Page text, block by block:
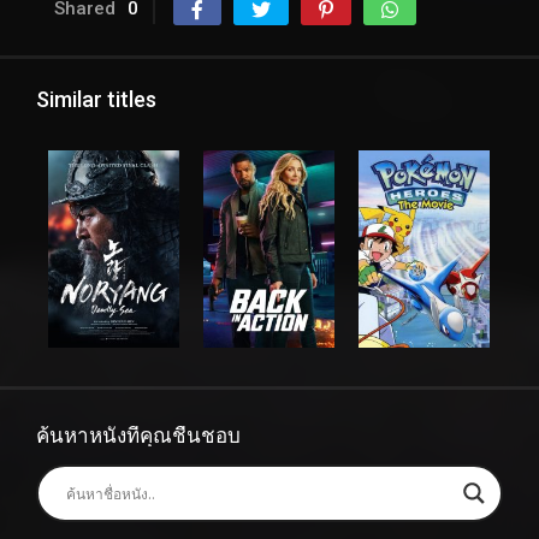
Shared 0
Similar titles
ค้นหาหนังที่คุณชื่นชอบ